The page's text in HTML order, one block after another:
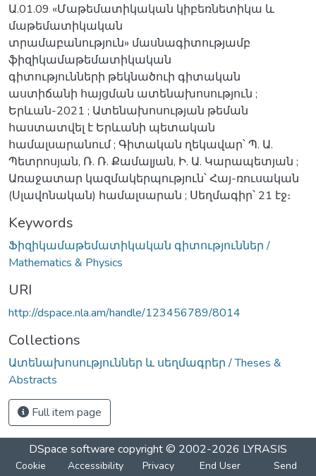
Ա.01.09 «Մաթեմատիկական կիբեռնետիկա և
մաթեմատիկական
տրամաբանություն» մասնագիտությամբ
ֆիզիկամաթեմատիկական
գիտությունների թեկնածուի գիտական
աստիճանի հայցման ատենախոսություն ;
Երևան-2021 ; Ատենախոսության թեման
հաստատվել է Երևանի պետական
համալսարանում ; Գիտական ղեկավար՝ Պ. Ա.
Պետրոսյան, Ռ. Ռ. Քամալյան, Ի. Ա. Կարապետյան ;
Առաջատար կազմակերպություն՝ Հայ-ռուսական
(Սլավոնական) համալսարան ; Սեղմագիր՝ 21 էջ։
Keywords
Ֆիզիկամաթեմատիկական գիտություններ /
Mathematics & Physics
URI
http://dspace.nla.am/handle/123456789/8014
Collections
Ատենախոսություններ և սեղմագրեր / Theses &
Abstracts
Full item page
DSpace software copyright © 2002-2026 LYRASIS
Cookie
Accessibility
Privacy
End User
Send